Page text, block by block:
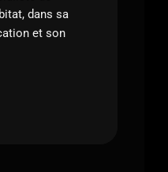
dans sa
et son